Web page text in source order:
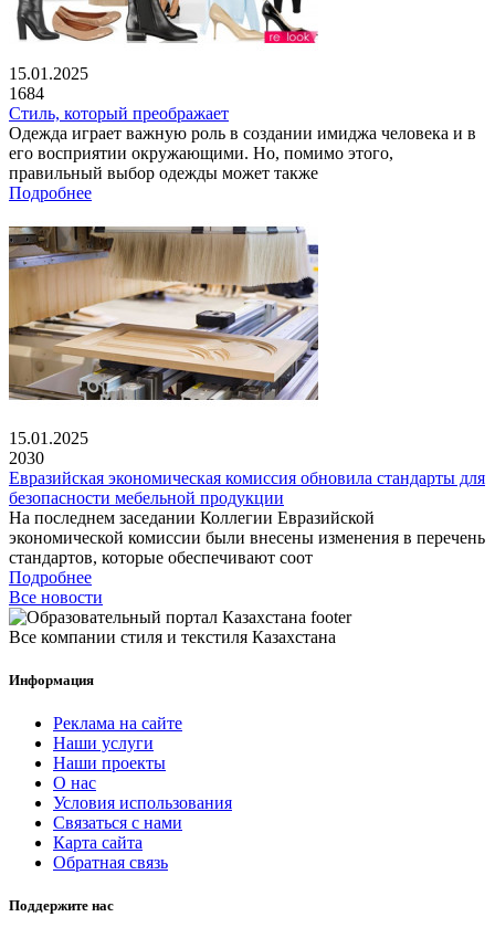
15.01.2025
1684
Стиль, который преображает
Одежда играет важную роль в создании имиджа человека и в
его восприятии окружающими. Но, помимо этого,
правильный выбор одежды может также
Подробнее
15.01.2025
2030
Евразийская экономическая комиссия обновила стандарты для
безопасности мебельной продукции
На последнем заседании Коллегии Евразийской
экономической комиссии были внесены изменения в перечень
стандартов, которые обеспечивают соот
Подробнее
Все новости
Все компании стиля и текстиля Казахстана
Информация
Реклама на сайте
Наши услуги
Наши проекты
О нас
Условия использования
Связаться с нами
Карта сайта
Обратная связь
Поддержите нас